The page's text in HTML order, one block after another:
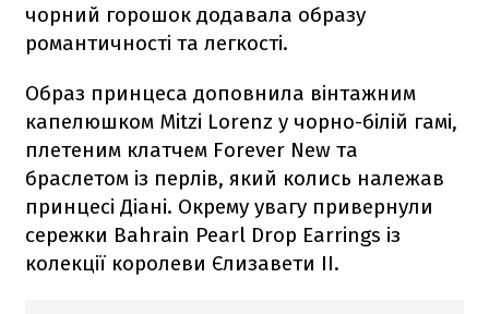
чорний горошок додавала образу
романтичності та легкості.
Образ принцеса доповнила вінтажним
капелюшком Mitzi Lorenz у чорно-білій гамі,
плетеним клатчем Forever New та
браслетом із перлів, який колись належав
принцесі Діані. Окрему увагу привернули
сережки Bahrain Pearl Drop Earrings із
колекції королеви Єлизавети II.